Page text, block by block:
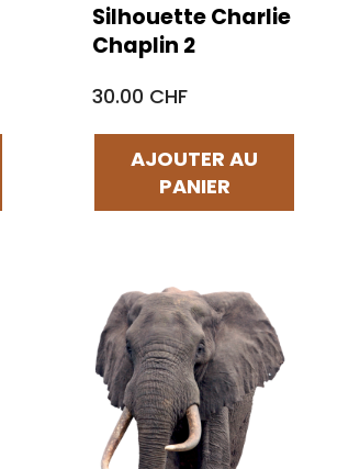
Silhouette Charlie
Chaplin 2
30.00 CHF
AJOUTER AU
PANIER
Par défaut